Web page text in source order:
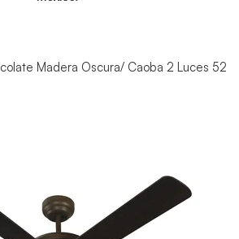
Madera Oscura/ Caoba 2 Luces 52